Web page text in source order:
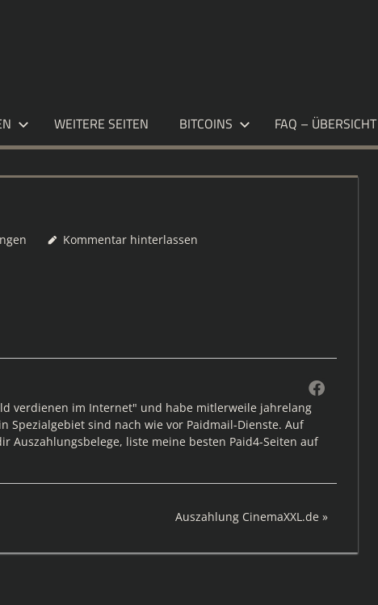
WEITERE SEITEN BITCOINS FAQ – ÜBERSICHT
Kommentar hinterlassen
verdienen im Internet" und habe mitlerweile jahrelang
Spezialgebiet sind nach wie vor Paidmail-Dienste. Auf
Auszahlungsbelege, liste meine besten Paid4-Seiten auf
Nächster
Auszahlung CinemaXXL.de